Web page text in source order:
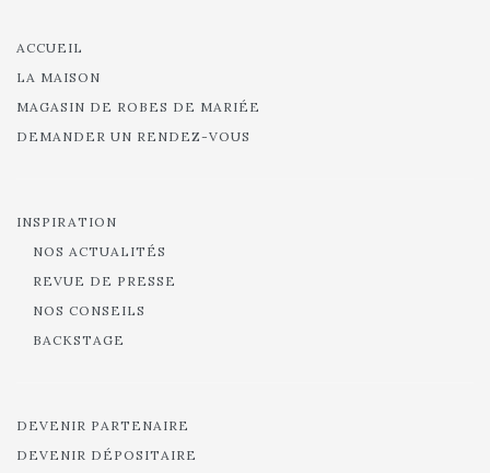
ACCUEIL
LA MAISON
MAGASIN DE ROBES DE MARIÉE
DEMANDER UN RENDEZ-VOUS
INSPIRATION
NOS ACTUALITÉS
REVUE DE PRESSE
NOS CONSEILS
BACKSTAGE
DEVENIR PARTENAIRE
DEVENIR DÉPOSITAIRE